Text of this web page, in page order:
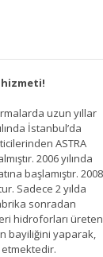
uzun yıllar
İstanbul’da
ASTRA
2006 yılında
başlamıştır. 2008
Sadece 2 yılda
sonradan
hidroforları üreten
bayiliğini yaparak,
etmektedir.